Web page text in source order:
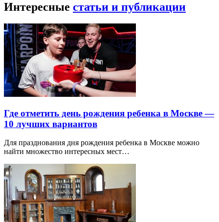
Интересные статьи и публикации
Где отметить день рождения ребенка в Москве —
10 лучших вариантов
Для празднования дня рождения ребенка в Москве можно
найти множество интересных мест…